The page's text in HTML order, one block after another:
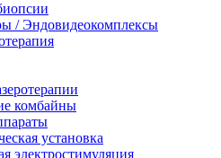
/ Эндовидеокомплексы
комбайны
установка
электростимуляция